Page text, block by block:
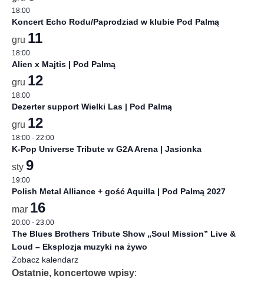
18:00
Koncert Echo Rodu/Paprodziad w klubie Pod Palmą
gru 11
18:00
Alien x Majtis | Pod Palmą
gru 12
18:00
Dezerter support Wielki Las | Pod Palmą
gru 12
18:00 - 22:00
K-Pop Universe Tribute w G2A Arena | Jasionka
sty 9
19:00
Polish Metal Alliance + gość Aquilla | Pod Palmą 2027
mar 16
20:00 - 23:00
The Blues Brothers Tribute Show „Soul Mission” Live &
Loud – Eksplozja muzyki na żywo
Zobacz kalendarz
Ostatnie, koncertowe wpisy: